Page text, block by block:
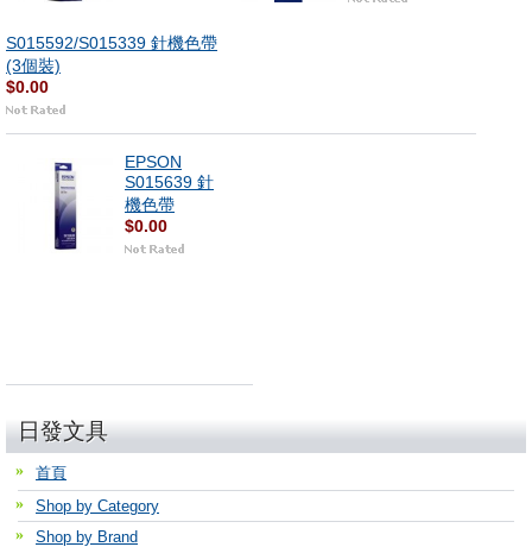
S015592/S015339 針機色帶
(3個裝)
$0.00
EPSON
S015639 針
機色帶
$0.00
日發文具
首頁
Shop by Category
Shop by Brand